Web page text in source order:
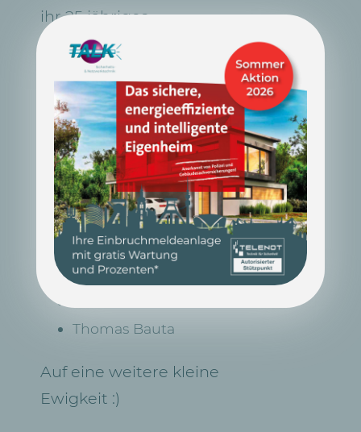
ihr 25 jähriges
Betriebsjubiläum. Herr Markus
Michael (GF TALK, Bildmitte)
bedankt sich für ein
Vierteljahrhundert
unermüdlichen Einsatzes, bei
(vlnr.):
Otto Adam
Antonio De Manna
Olaf Herkelmann
Thomas Bauta
Auf eine weitere kleine
Ewigkeit :)